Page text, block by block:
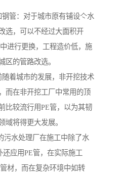
管：对于城市原有铺设亽水
选，可以不经过大面积开
进行更换，工程造价低，施
区的管路改选。
着城市的发展，非开挖技术
而在非开挖工厂中常用的顶
比较流行用PE管，以为其韧
域将得更大发展。
污水处理厂在施工中除了水
应用PE管，在实际施工
材，而在复杂环境中如转